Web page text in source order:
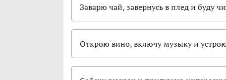
Заварю чай, завернусь в плед и буду
Открою вино, включу музыку и